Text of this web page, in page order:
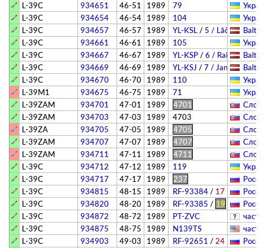
L-39C 934651 46-51 1989 79
L-39C
934654 46-54 1989 104
L-39C
934657 46-57 1989 YL-KSL / 5 / LāčplēsisBaltic
L-39C
934661 46-61 1989 105
L-39C
934667 46-67 1989 YL-KSP /6 / RaimondsBaltic
L-39C
934669 46-69 1989 YL-KSJ /7 / Janis
Baltic
L-39C
934670 46-70 1989 110
L-39M1
934675 46-75 1989 71
L-39ZAM
934701 47-01 1989 4701
L-39ZAM
934703 47-03 1989 4703
L-39ZA
934705 47-05 1989 4705
L-39ZAM
934707 47-07 1989 4707
L-39ZAM
934711 47-11 1989 4711
L-39C
934712 47-12 1989 119
L-39C
934717 47-17 1989 237
L-39C
934815 48-15 1989 RF-93384 / 17
L-39C
934820 48-20 1989 RF-93385 / 19
L-39C
934872 48-72 1989 PT-ZVC
L-39C
934875 48-75 1989 N139TS
L-39C
934903 49-03 1989 RF-92651 /24